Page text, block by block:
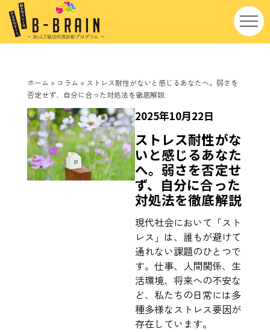
ホーム » コラム » ストレス耐性がないと感じるあなたへ。弱さを
否定せず、自分に合った対処法を徹底解説
2025年10月22日
ストレス耐性がな
いと感じるあなた
へ。弱さを否定せ
ず、自分に合った
対処法を徹底解説
現代社会において「スト
レス」は、誰もが避けて
通れない課題のひとつで
す。仕事、人間関係、生
活環境、将来への不安な
ど、私たちの日常には多
種多様なストレス要因が
存在しています。